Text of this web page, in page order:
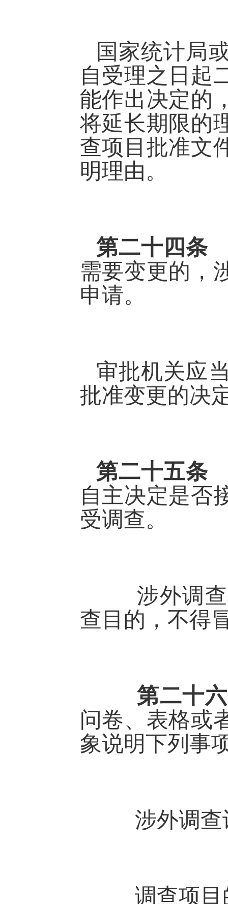
国家统计局
自受理之日起
能作出决定的
将延长期限的
查项目批准文
明理由。
第二十四
需要变更的，
申请。
审批机关应
批准变更的决
第二十五
自主决定是否
受调查。
涉外调查机
查目的，不得
第二十
问卷、表格或
象说明下列事
涉外调查
调查项目的